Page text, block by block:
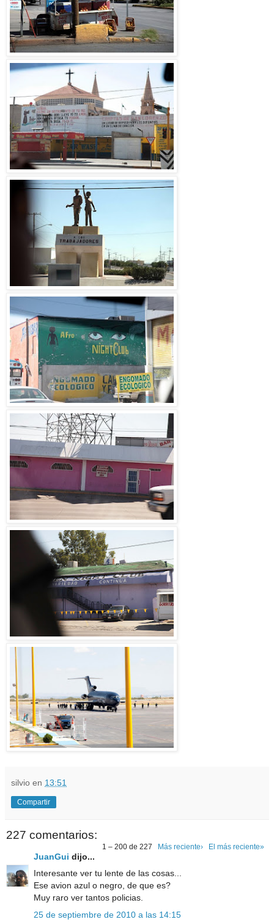
silvio en 13:51
Compartir
227 comentarios:
1 – 200 de 227 Más reciente› El más reciente»
JuanGui dijo...
Interesante ver tu lente de las cosas...
Ese avion azul o negro, de que es?
Muy raro ver tantos policias.
25 de septiembre de 2010 a las 14:15